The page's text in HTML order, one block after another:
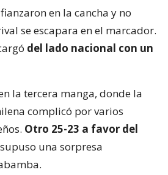
en la cancha y no
se escapara en el marcador.
del lado nacional con un
la tercera manga, donde la
complicó por varios
Otro 25-23 a favor del
supuso una sorpresa